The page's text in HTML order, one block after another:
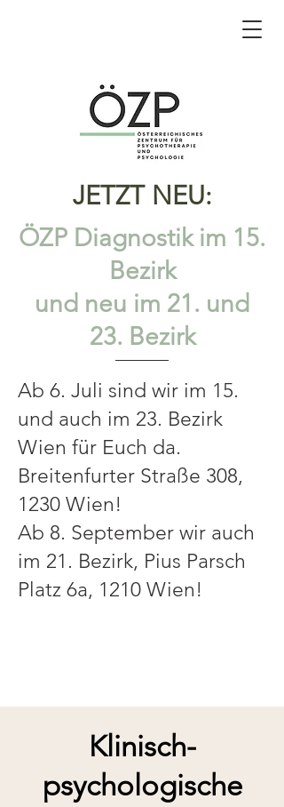
JETZT NEU:
ÖZP Diagnostik im 15.
Bezirk
und neu im 21. und
23. Bezirk
Ab 6. Juli sind wir im 15.
und auch im 23. Bezirk
Wien für Euch da.
Breitenfurter Straße 308,
1230 Wien!
Ab 8. September wir auch
im 21. Bezirk, Pius Parsch
Platz 6a, 1210 Wien!
Klinisch-
psychologische